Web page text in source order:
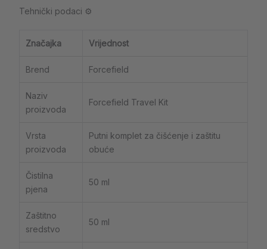
Tehnički podaci ⚙️
Značajka Vrijednost
Brend Forcefield
Naziv
proizvoda
Forcefield Travel Kit
Vrsta
proizvoda
Putni komplet za čišćenje i zaštitu
obuće
Čistilna
pjena
50 ml
Zaštitno
sredstvo
50 ml